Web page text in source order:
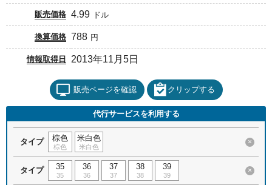
販売価格 4.99 ドル
換算価格 788 円
情報取得日 2013年11月5日
販売ページを確認 クリップする
代行サービスを利用する
タイプ 棕色
棕色
米白色
米白色
×
タイプ 35
35
36
36
37
37
38
38
39
39
×